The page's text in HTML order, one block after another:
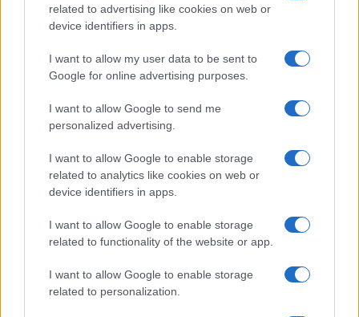
related to advertising like cookies on web or
device identifiers in apps.
I want to allow my user data to be sent to
Google for online advertising purposes.
I want to allow Google to send me
personalized advertising.
I want to allow Google to enable storage
related to analytics like cookies on web or
device identifiers in apps.
I want to allow Google to enable storage
related to functionality of the website or app.
I want to allow Google to enable storage
related to personalization.
IL PIÙ LETTO DEL MESE